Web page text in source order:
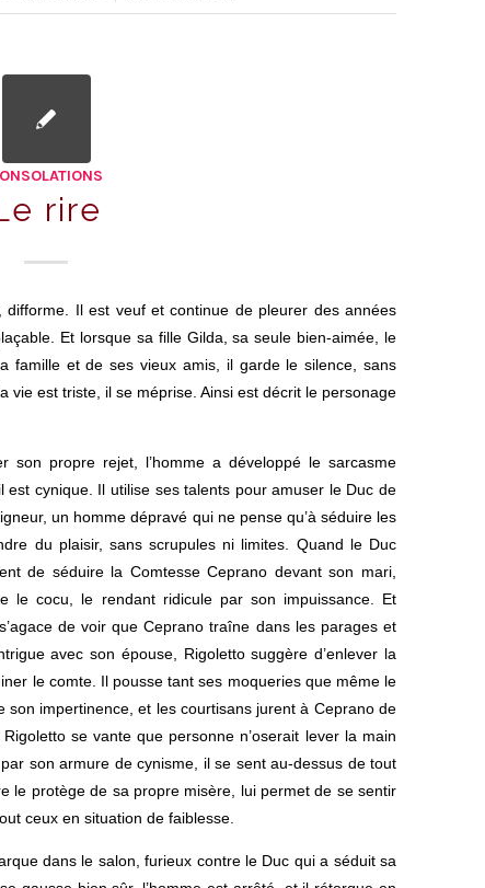
rire
Il est veuf et continue de pleurer des années
Et lorsque sa fille Gilda, sa seule bien-aimée, le
famille et de ses vieux amis, il garde le silence, sans
vie est triste, il se méprise. Ainsi est décrit le personage
son propre rejet, l’homme a développé le sarcasme
est cynique. Il utilise ses talents pour amuser le Duc de
un homme dépravé qui ne pense qu’à séduire les
du plaisir, sans scrupules ni limites. Quand le Duc
de séduire la Comtesse Ceprano devant son mari,
le cocu, le rendant ridicule par son impuissance. Et
de voir que Ceprano traîne dans les parages et
avec son épouse, Rigoletto suggère d’enlever la
le comte. Il pousse tant ses moqueries que même le
son impertinence, et les courtisans jurent à Ceprano de
se vante que personne n’oserait lever la main
son armure de cynisme, il se sent au-dessus de tout
le protège de sa propre misère, lui permet de se sentir
ceux en situation de faiblesse.
dans le salon, furieux contre le Duc qui a séduit sa